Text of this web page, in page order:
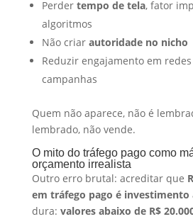
Perder tempo de tela, fator
algoritmos
Não criar autoridade no nicho
Reduzir engajamento em
campanhas
Quem não aparece, não é
lembrado, não vende.
O mito do tráfego pago como
orçamento irrealista
Outro erro brutal: acreditar que
em tráfego pago é investimento
dura: valores abaixo de R$